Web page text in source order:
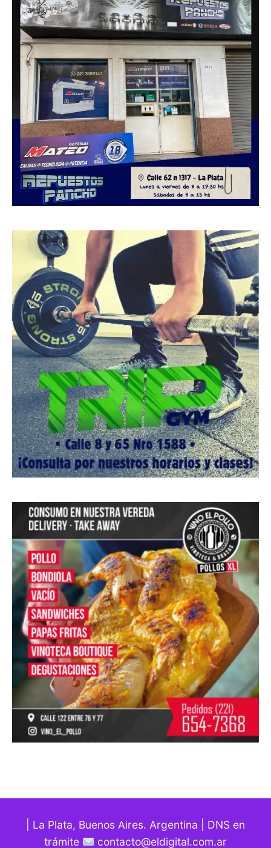
| La Plata, Buenos Aires. Argentina | DNS en
trámite
contacto@eldigital.com.ar